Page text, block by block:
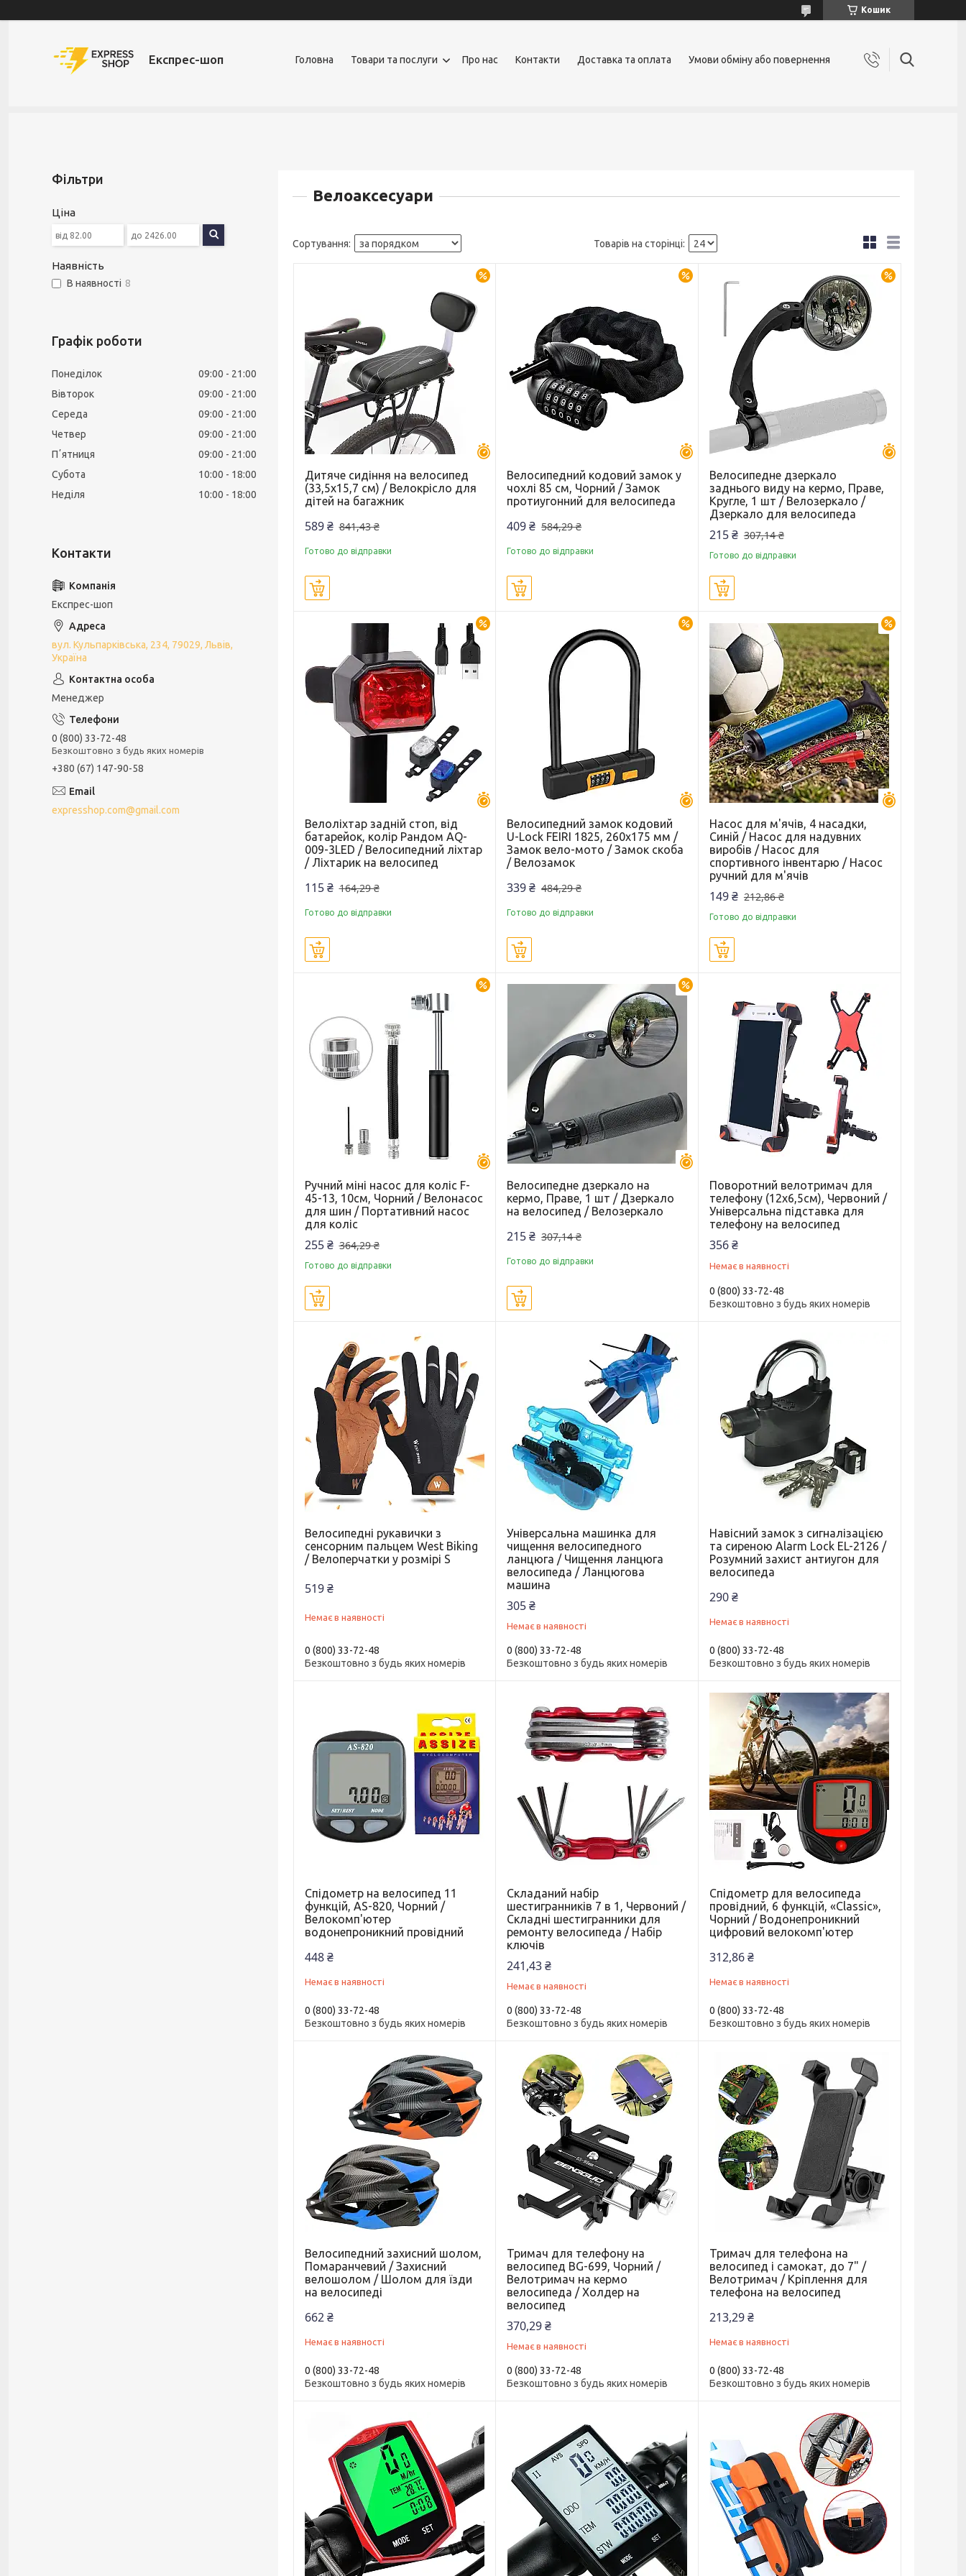
Кошик
Експрес-шоп Головна Товари та послуги Про нас Контакти Доставка та оплата Умови обміну або повернення
Велоаксесуари
Дитяче сидіння на велосипед
(33,5х15,7 см) / Велокрісло для
дітей на багажник
589 ₴ 841,43 ₴
Готово до відправки
Залишилось 30 днів
Велосипедний кодовий замок у
чохлі 85 см, Чорний / Замок
протиугонний для велосипеда
409 ₴ 584,29 ₴
Готово до відправки
Велосипедне дзеркало
заднього виду на кермо, Праве,
Кругле, 1 шт / Велозеркало /
Дзеркало для велосипеда
215 ₴ 307,14 ₴
Готово до відправки
Залишилось 30 днів
Велоліхтар задній стоп, від
батарейок, колір Рандом AQ-
009-3LED / Велосипедний ліхтар
/ Ліхтарик на велосипед
115 ₴ 164,29 ₴
Готово до відправки
–30%
Залишилось 30 днів
Велосипедний замок кодовий
U-Lock FEIRI 1825, 260х175 мм /
Замок вело-мото / Замок скоба
/ Велозамок
339 ₴ 484,29 ₴
Готово до відправки
Насос для м'ячів, 4 насадки,
Синій / Насос для надувних
виробів / Насос для
спортивного інвентарю / Насос
ручний для м'ячів
149 ₴ 212,86 ₴
Готово до відправки
–30%
Залишилось 30 днів
Ручний міні насос для коліс F-
45-13, 10см, Чорний / Велонасос
для шин / Портативний насос
для коліс
255 ₴ 364,29 ₴
Готово до відправки
Велосипедне дзеркало на
кермо, Праве, 1 шт / Дзеркало
на велосипед / Велозеркало
215 ₴ 307,14 ₴
Готово до відправки
Поворотний велотримач для
телефону (12х6,5см), Червоний /
Універсальна підставка для
телефону на велосипед
356 ₴
Немає в наявності
0 (800) 33-72-48
Безкоштовно з будь яких номерів
Велосипедні рукавички з
сенсорним пальцем West Biking
/ Велоперчатки у розмірі S
519 ₴
Немає в наявності
0 (800) 33-72-48
Безкоштовно з будь яких номерів
Універсальна машинка для
чищення велосипедного
ланцюга / Чищення ланцюга
велосипеда / Ланцюгова
машина
305 ₴
Немає в наявності
0 (800) 33-72-48
Безкоштовно з будь яких номерів
Навісний замок з сигналізацією
та сиреною Alarm Lock EL-2126 /
Розумний захист антиугон для
велосипеда
290 ₴
Немає в наявності
0 (800) 33-72-48
Безкоштовно з будь яких номерів
Спідометр на велосипед 11
функцій, AS-820, Чорний /
Велокомп'ютер
водонепроникний провідний
448 ₴
Немає в наявності
0 (800) 33-72-48
Безкоштовно з будь яких номерів
Складаний набір
шестигранників 7 в 1, Червоний /
Складні шестигранники для
ремонту велосипеда / Набір
ключів
241,43 ₴
Немає в наявності
0 (800) 33-72-48
Безкоштовно з будь яких номерів
Спідометр для велосипеда
провідний, 6 функцій, «Classic»,
Чорний / Водонепроникний
цифровий велокомп'ютер
312,86 ₴
Немає в наявності
0 (800) 33-72-48
Безкоштовно з будь яких номерів
Велосипедний захисний шолом,
Помаранчевий / Захисний
велошолом / Шолом для їзди
на велосипеді
662 ₴
Немає в наявності
0 (800) 33-72-48
Безкоштовно з будь яких номерів
Тримач для телефону на
велосипед BG-699, Чорний /
Велотримач на кермо
велосипеда / Холдер на
велосипед
370,29 ₴
Немає в наявності
0 (800) 33-72-48
Безкоштовно з будь яких номерів
Тримач для телефона на
велосипед і самокат, до 7" /
Велотримач / Кріплення для
телефона на велосипед
213,29 ₴
Немає в наявності
0 (800) 33-72-48
Безкоштовно з будь яких номерів
Фільтри
Ціна
Наявність
В наявності 8
Графік роботи
Понеділок 09:00
21:00
Вівторок
09:00
21:00
Середа
09:00
21:00
Четвер
09:00
21:00
Пʼятниця
09:00
21:00
Субота
10:00
18:00
Неділя
10:00 18:00
Експрес-шоп
вул. Кульпарківська, 234, 79029, Львів,
Україна
Менеджер
0 (800) 33-72-48
Безкоштовно з будь яких номерів
+380 (67) 147-90-58
expresshop.com@gmail.com